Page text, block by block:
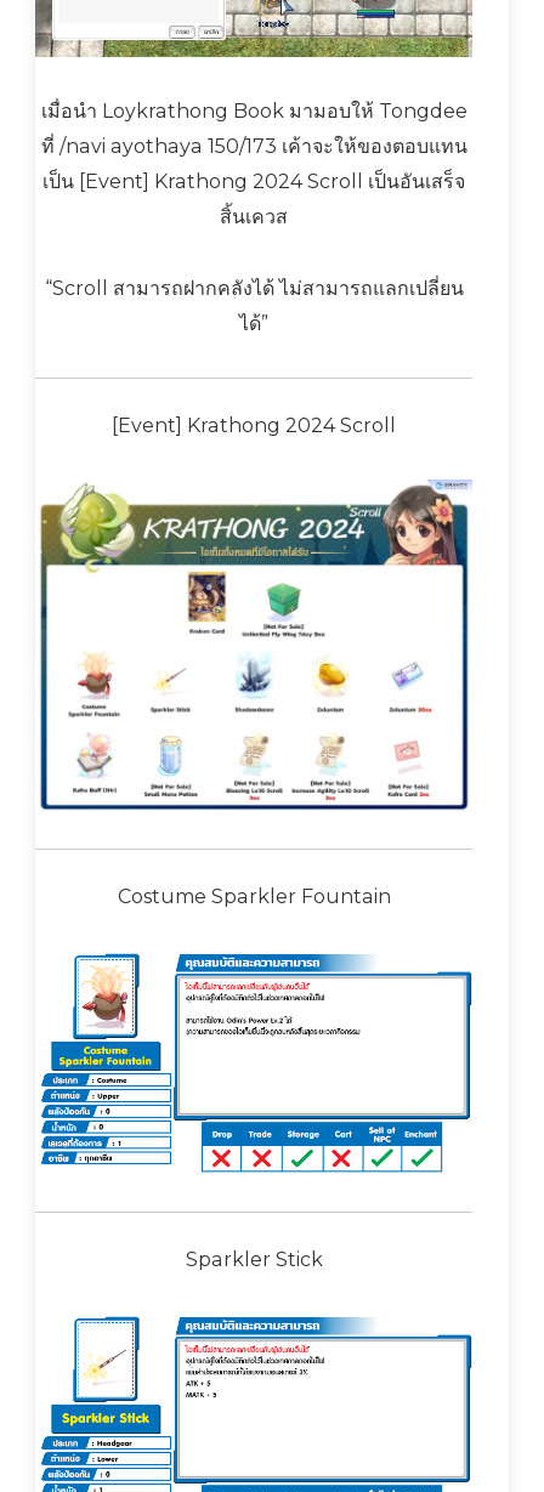
เมื่อนำ Loykrathong Book มามอบให้ Tongdee
ที่ /navi ayothaya 150/173 เค้าจะให้ของตอบแทน
เป็น [Event] Krathong 2024 Scroll เป็นอันเสร็จ
สิ้นเควส
“Scroll สามารถฝากคลังได้ ไม่สามารถแลกเปลี่ยน
ได้”
[Event] Krathong 2024 Scroll
Costume Sparkler Fountain
Sparkler Stick